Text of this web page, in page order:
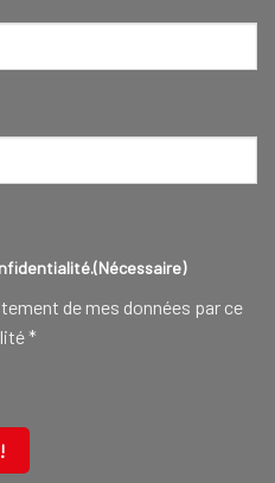
(Nécessaire)
de mes données par ce
*